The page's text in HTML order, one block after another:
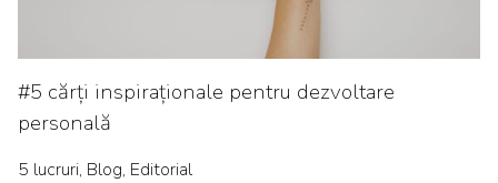
#5 cărți inspiraționale pentru dezvoltare
personală
5 lucruri, Blog, Editorial